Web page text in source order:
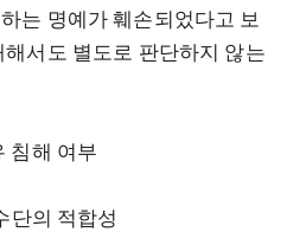
는 명예가 훼손되었다고 보
서도 별도로 판단하지 않는
침해 여부
단의 적합성